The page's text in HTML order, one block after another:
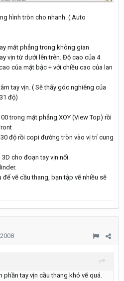
hình tròn cho nhanh. ( Auto
măt phẳng trong không gian
vịn từ dưới lên trên. Độ cao của 4
của mặt bậc + với chiều cao của lan
tay vịn. ( Sẽ thấy góc nghiêng của
độ)
trong mặt phẳng XOY (View Top) rồi
độ rồi copi đường tròn vào vị trí cung
cho đoạn tay vịn nối.
để vẽ cầu thang, bạn tập vẽ nhiều sẽ
phần tay vịn cầu thang khó vẽ quá.